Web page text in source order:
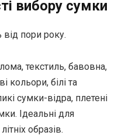
вибору сумки
пори року.
текстиль, бавовна,
кольори, білі та
сумки-відра, плетені
Ідеальні для
образів.